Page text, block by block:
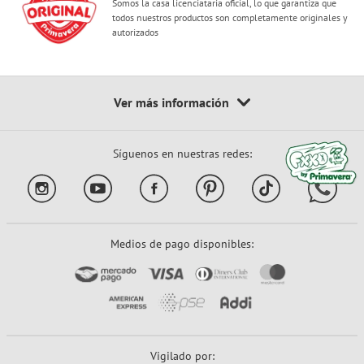
Somos la casa licenciataria oficial, lo que garantiza que
todos nuestros productos son completamente originales y
autorizados
Síguenos en nuestras redes:
Medios de pago disponibles:
Vigilado por: